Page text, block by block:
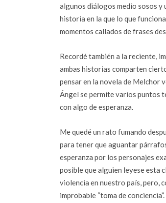
algunos diálogos medio sosos y
historia en la que lo que
momentos callados de frases
Recordé también a la reciente,
ambas historias comparten
pensar en la novela de Melchor
Ángel se permite varios puntos
con algo de esperanza.
Me quedé un rato fumando
para tener que aguantar
esperanza por los personajes
posible que alguien leyese esta
violencia en nuestro país, pero,
improbable “toma de